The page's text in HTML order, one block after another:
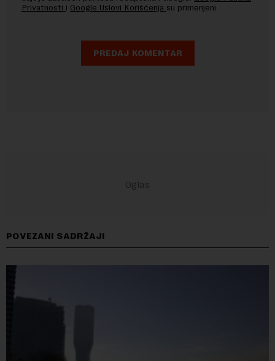
Privatnosti i Google Uslovi Korišćenja su primenjeni.
POVEZANI SADRŽAJI